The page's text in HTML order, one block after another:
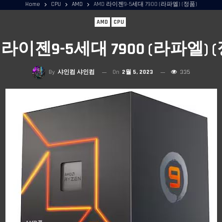
Home CPU AMD AMD 라이젠9-5세대 7900 (라파엘) (정품)
AMD CPU
라이젠9-5세대 7900 (라파엘)
By 샤인컴 샤인컴 On 2월 5, 2023 335